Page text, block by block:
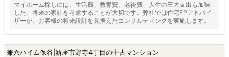
マイホーム探しには、生活費、教育費、老後費、人生の三大支出も加味
した、将来の家計を考慮することが大切です。弊社では住宅FPアドバイ
ザーが、お客様の将来設計を見据えたコンサルティングを実施します。
兼六ハイム保谷|新座市野寺4丁目の中古マンション